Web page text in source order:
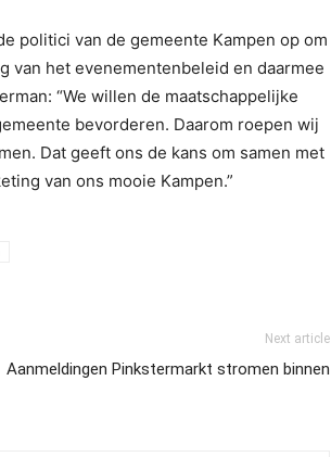
politici van de gemeente Kampen op om
van het evenementenbeleid en daarmee
“We willen de maatschappelijke
bevorderen. Daarom roepen wij
Dat geeft ons de kans om samen met
van ons mooie Kampen.”
Next article
Aanmeldingen Pinkstermarkt stromen binnen